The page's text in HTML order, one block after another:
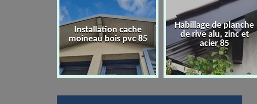
Installation cache
moineau bois pvc 85
Habillage de planche
de rive alu, zinc et
acier 85